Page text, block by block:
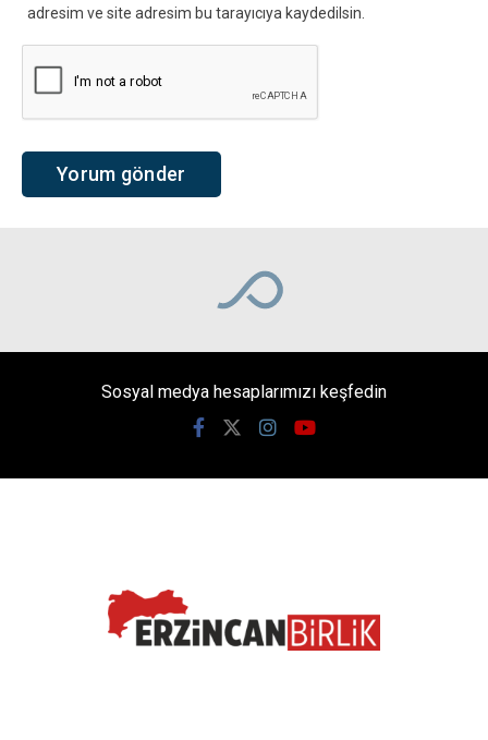
adresim ve site adresim bu tarayıcıya kaydedilsin.
Sosyal medya hesaplarımızı keşfedin